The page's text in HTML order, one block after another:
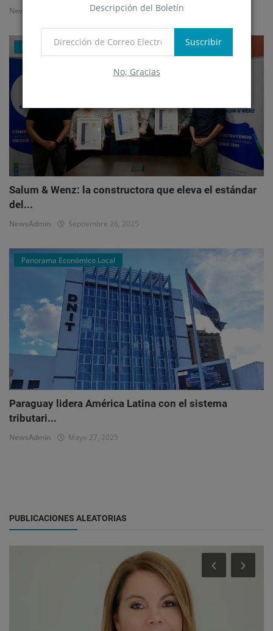
Descripción del Boletín
Suscribir
No, Gracias
NewsAdmin Octubre 1, 2025
Mercado Inmobiliario Empresarial
Salum & Wenz: la constructora que eleva el estándar
del...
NewsAdmin Septiembre 26, 2025
Panorama Económico Local
Paraguay lidera América Latina con el sistema
tributari...
NewsAdmin Mayo 27, 2025
PUBLICACIONES ALEATORIAS